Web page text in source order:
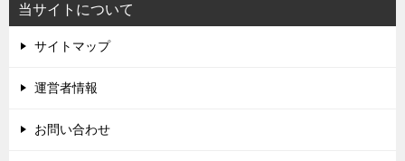
当サイトについて
サイトマップ
運営者情報
お問い合わせ